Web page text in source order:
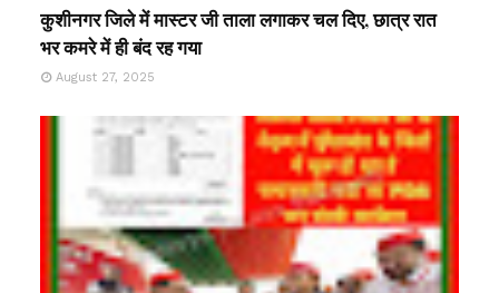
कुशीनगर जिले में मास्टर जी ताला लगाकर चल दिए, छात्र रात
भर कमरे में ही बंद रह गया
August 27, 2025